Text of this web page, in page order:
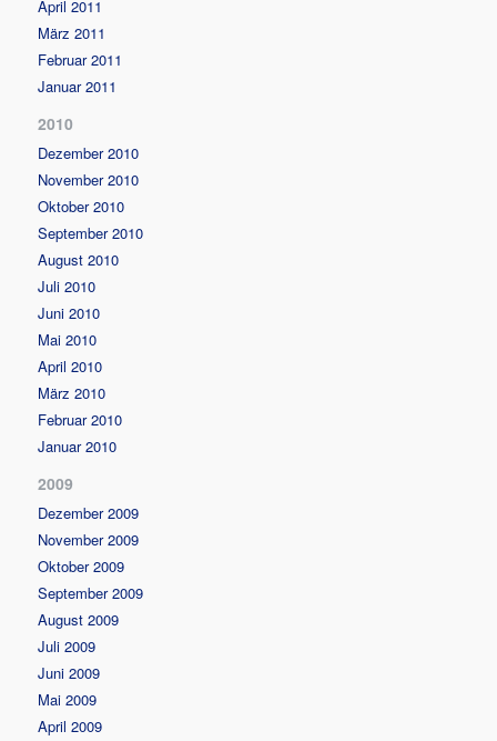
April 2011
März 2011
Februar 2011
Januar 2011
2010
Dezember 2010
November 2010
Oktober 2010
September 2010
August 2010
Juli 2010
Juni 2010
Mai 2010
April 2010
März 2010
Februar 2010
Januar 2010
2009
Dezember 2009
November 2009
Oktober 2009
September 2009
August 2009
Juli 2009
Juni 2009
Mai 2009
April 2009